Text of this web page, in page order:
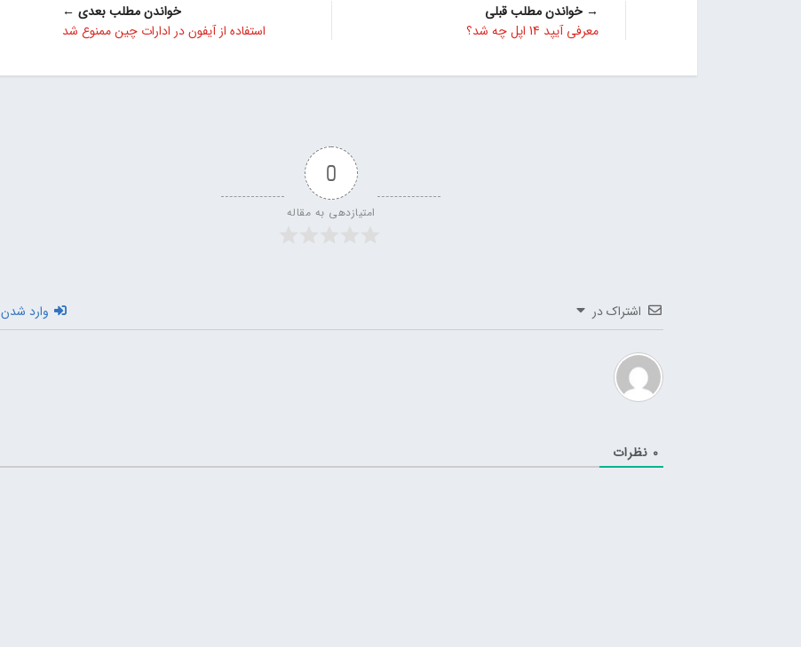
→ خواندن مطلب قبلی
معرفی آیپد 14 اپل چه شد؟
خواندن مطلب بعدی ←
استفاده از آیفون در ادارات چین ممنوع شد
0
امتیازدهی به مقاله
اشتراک در وارد شدن
0 نظرات